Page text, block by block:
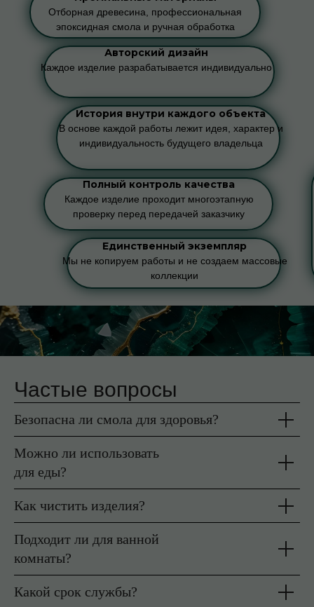
Отборная древесина, профессиональная
эпоксидная смола и ручная обработка
Полный контроль качества
Каждое изделие проходит многоэтапную
проверку перед передачей заказчику
История внутри каждого объекта
В основе каждой работы лежит идея, характер и
индивидуальность будущего владельца
Единственный экземпляр
Мы не копируем работы и не создаем массовые
коллекции
Авторский дизайн
Каждое изделие разрабатывается индивидуально
Частые вопросы
Безопасна ли смола для здоровья?
Можно ли использовать
для еды?
Как чистить изделия?
Подходит ли для ванной
комнаты?
Какой срок службы?